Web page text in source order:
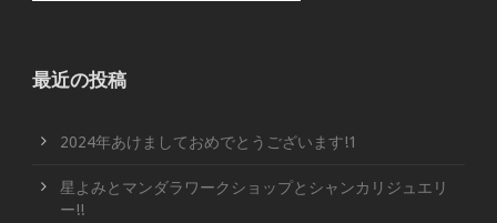
最近の投稿
2024年あけましておめでとうございます!1
星よみとマンダラワークショップとシャンカリジュエリ
ー!!